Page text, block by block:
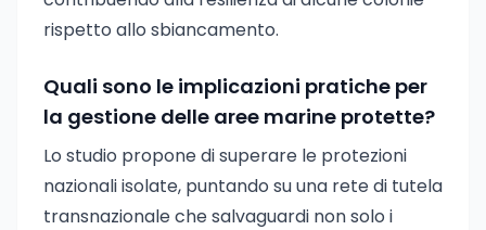
rispetto allo sbiancamento.
Quali sono le implicazioni pratiche per
la gestione delle aree marine protette?
Lo studio propone di superare le protezioni
nazionali isolate, puntando su una rete di tutela
transnazionale che salvaguardi non solo i